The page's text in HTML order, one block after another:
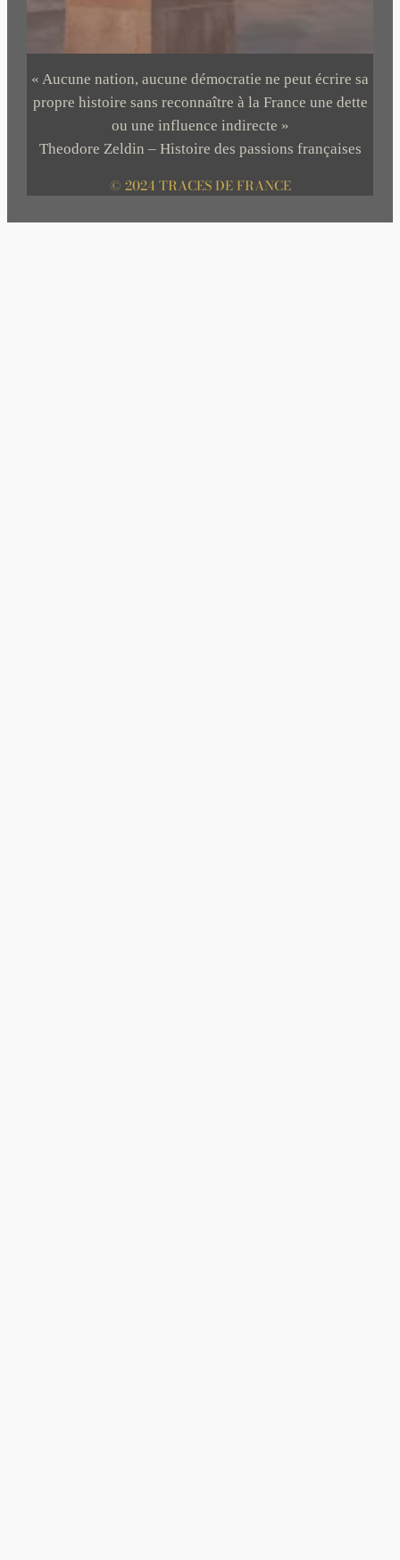
« Aucune nation, aucune démocratie ne peut écrire sa
propre histoire sans reconnaître à la France une dette
ou une influence indirecte »
Theodore Zeldin – Histoire des passions françaises
© 2024 TRACES DE FRANCE